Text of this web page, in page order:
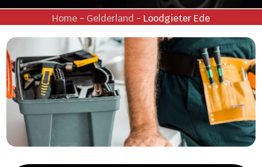
Home- Gelderland - Loodgieter Ede